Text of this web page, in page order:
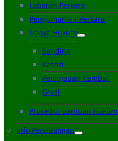
Laporan Perkara
Pengumuman Perkara
Upaya Hukum
Banding
Kasasi
Peninjauan Kembali
Grasi
Prosedur Bantuan Hukum
Info Persidangan